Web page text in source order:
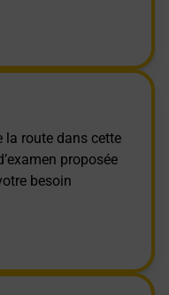
la route dans cette
proposée
besoin